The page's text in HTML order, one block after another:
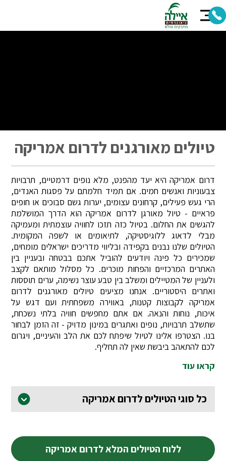
טיולים מאורגנים לדרום אמריקה
דרום אמריקה היא יעד מהפנט, מלא נופים דרמטיים, תרבויות
צבעוניות ואנשים חמים. אם תמיד חלמתם על פסגות האנדים,
הרי געש פעילים, קרחונים עצומים, יערות גשם סבוכים או חופים
פראיים - טיול מאורגן לדרום אמריקה הוא הדרך המושלמת
להגשים את החלום. בטיול כזה תזכו לחוויה עוצמתית ומעמיקה
מבלי לדאוג ללוגיסטיקה, לתיאומים או לשפה המקומית.
הטיולים שלנו נבנים בקפידה ובליווי מדריכים ישראלים מומחים,
שמכירים כל פינה ויודעים להוביל אתכם בבטחה ובעניין בין
האתרים המרכזיים והפחות מוכרים. כל מסלול מותאם לקצב
ולעניין של המטיילים ומשלב בין טבע עוצר נשימה, ערים תוססות
ואתרים היסטוריים. אנחנו מציעים טיולים מאורגנים לדרום
אמריקה לקבוצות קטנות, באווירה משפחתית ועם דגש על
איכות, נוחות והנאה. אם אתם מחפשים חוויה בלתי נשכחת,
שתשלב תרבויות, נופים ואתגרים במינון מדויק - זה הזמן לבחור
בנו. הצטרפו אלינו לטיול שיפתח לכם את הלב והעיניים, ויגרום
לכם להתאהב ביבשת שאין לה תחליף.
קראו עוד
כל סוגי הטיולים לדרום אמריקה
ללוח הטיולים המלא לדרום אמריקה